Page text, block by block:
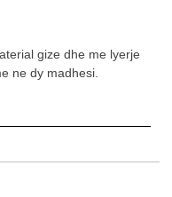
gize dhe me lyerje
ne dy madhesi.